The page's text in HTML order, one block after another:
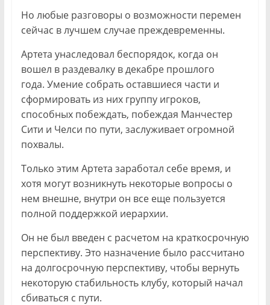
Но любые разговоры о возможности перемен
сейчас в лучшем случае преждевременны.
Артета унаследовал беспорядок, когда он
вошел в раздевалку в декабре прошлого
года. Умение собрать оставшиеся части и
сформировать из них группу игроков,
способных побеждать, побеждая Манчестер
Сити и Челси по пути, заслуживает огромной
похвалы.
Только этим Артета заработал себе время, и
хотя могут возникнуть некоторые вопросы о
нем внешне, внутри он все еще пользуется
полной поддержкой иерархии.
Он не был введен с расчетом на краткосрочную
перспективу. Это назначение было рассчитано
на долгосрочную перспективу, чтобы вернуть
некоторую стабильность клубу, который начал
сбиваться с пути.